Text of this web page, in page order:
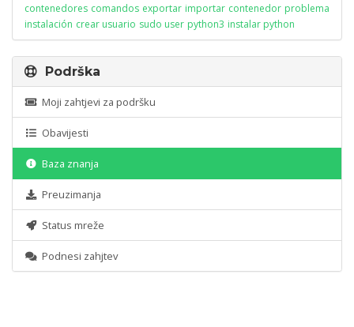
contenedores comandos exportar importar contenedor problema
instalación crear usuario sudo user python3 instalar python
Podrška
Moji zahtjevi za podršku
Obavijesti
Baza znanja
Preuzimanja
Status mreže
Podnesi zahjtev